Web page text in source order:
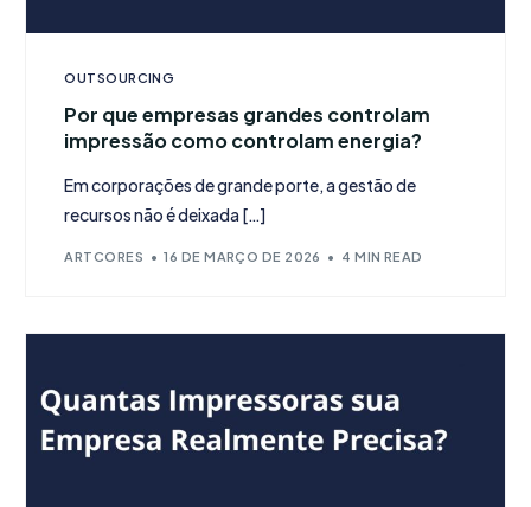
OUTSOURCING
Por que empresas grandes controlam
impressão como controlam energia?
Em corporações de grande porte, a gestão de
recursos não é deixada […]
ARTCORES 16 DE MARÇO DE 2026 4 MIN READ